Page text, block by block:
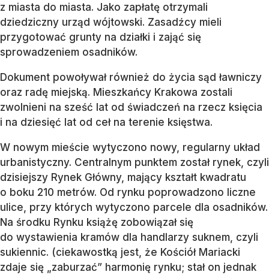
z miasta do miasta. Jako zapłatę otrzymali
dziedziczny urząd wójtowski. Zasadźcy mieli
przygotować grunty na działki i zająć się
sprowadzeniem osadników.
Dokument powoływał również do życia sąd ławniczy
oraz radę miejską. Mieszkańcy Krakowa zostali
zwolnieni na sześć lat od świadczeń na rzecz księcia
i na dziesięć lat od ceł na terenie księstwa.
W nowym mieście wytyczono nowy, regularny układ
urbanistyczny. Centralnym punktem został rynek, czyli
dzisiejszy Rynek Główny, mający kształt kwadratu
o boku 210 metrów. Od rynku poprowadzono liczne
ulice, przy których wytyczono parcele dla osadników.
Na środku Rynku książę zobowiązał się
do wystawienia kramów dla handlarzy suknem, czyli
sukiennic. (ciekawostką jest, że Kościół Mariacki
zdaje się „zaburzać” harmonię rynku; stał on jednak